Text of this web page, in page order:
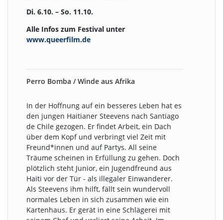
Di. 6.10. – So. 11.10.
Alle Infos zum Festival unter
www.queerfilm.de
Perro Bomba / Winde aus Afrika
In der Hoffnung auf ein besseres Leben hat es
den jungen Haitianer Steevens nach Santiago
de Chile gezogen. Er findet Arbeit, ein Dach
über dem Kopf und verbringt viel Zeit mit
Freund*innen und auf Partys. All seine
Träume scheinen in Erfüllung zu gehen. Doch
plötzlich steht Junior, ein Jugendfreund aus
Haiti vor der Tür - als illegaler Einwanderer.
Als Steevens ihm hilft, fällt sein wundervoll
normales Leben in sich zusammen wie ein
Kartenhaus. Er gerät in eine Schlägerei mit